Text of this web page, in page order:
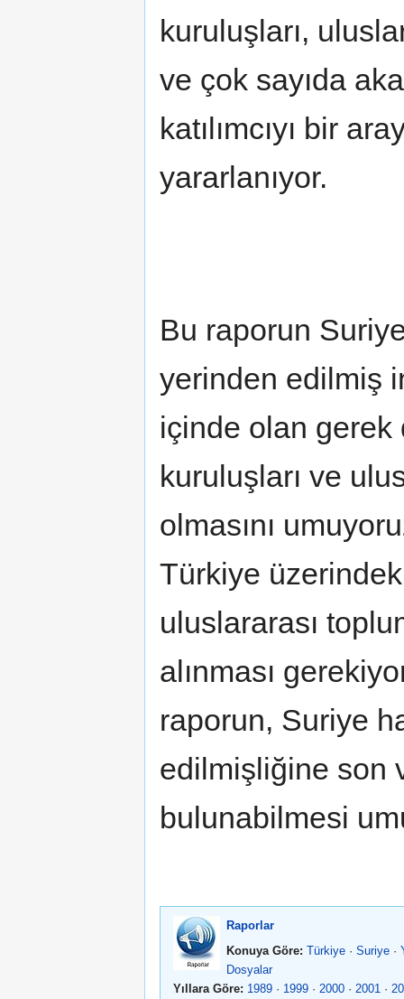
kuruluşları,
ve çok sayıda
katılımcıyı bir
yararlanıyor.
Bu raporun
yerinden edilmiş
içinde olan
kuruluşları ve
olmasını
Türkiye
uluslararası
alınması
raporun, Suriye
edilmişliğine son
bulunabilmesi
Raporlar
Konuya Göre: Türkiye· Suriye·
Dosyalar
Yıllara Göre: 1989 · 1999 · 2000 · 2001 ·